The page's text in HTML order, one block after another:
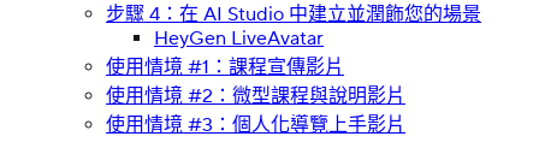
步驟 4：在 AI Studio 中建立並潤飾您的場景
HeyGen LiveAvatar
使用情境 #1：課程宣傳影片
使用情境 #2：微型課程與說明影片
使用情境 #3：個人化導覽上手影片